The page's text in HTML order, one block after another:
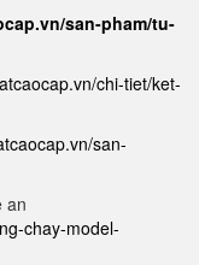
san-pham/tu-
chi-tiet/ket-
san-
an
chay-model-